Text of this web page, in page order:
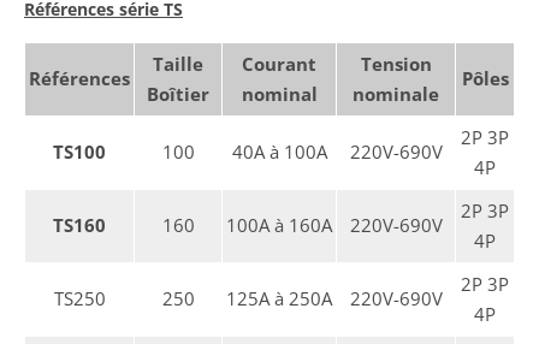
Références série TS
Références
Taille
Boîtier
Courant
nominal
Tension
nominale
Pôles
TS100 100 40A à 100A 220V-690V
2P 3P
4P
TS160 160 100A à 160A 220V-690V
2P 3P
4P
TS250 250 125A à 250A 220V-690V
2P 3P
4P